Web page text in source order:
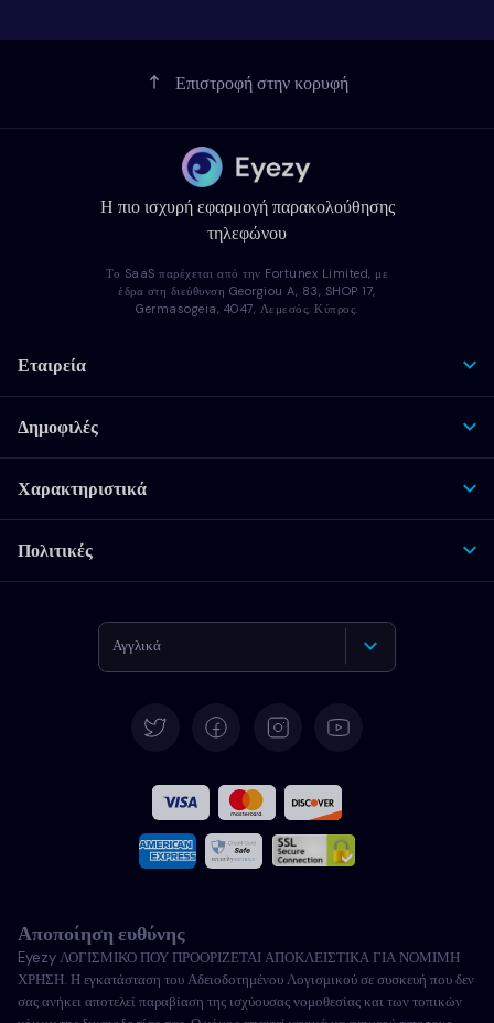
Επιστροφή στην κορυφή
Η πιο ισχυρή εφαρμογή παρακολούθησης
τηλεφώνου
Το SaaS παρέχεται από την Fortunex Limited, με
έδρα στη διεύθυνση Georgiou A, 83, SHOP 17,
Germasogeia, 4047, Λεμεσός, Κύπρος.
Εταιρεία
Δημοφιλές
Χαρακτηριστικά
Πολιτικές
Αγγλικά
Γαλλικά
Ιταλικά
Πορτογαλικά
Türkçe
Αποποίηση ευθύνης
Eyezy ΛΟΓΙΣΜΙΚΟ ΠΟΥ ΠΡΟΟΡΙΖΕΤΑΙ ΑΠΟΚΛΕΙΣΤΙΚΑ ΓΙΑ ΝΟΜΙΜΗ
ΧΡΗΣΗ. Η εγκατάσταση του Αδειοδοτημένου Λογισμικού σε συσκευή που δεν
σας ανήκει αποτελεί παραβίαση της ισχύουσας νομοθεσίας και των τοπικών